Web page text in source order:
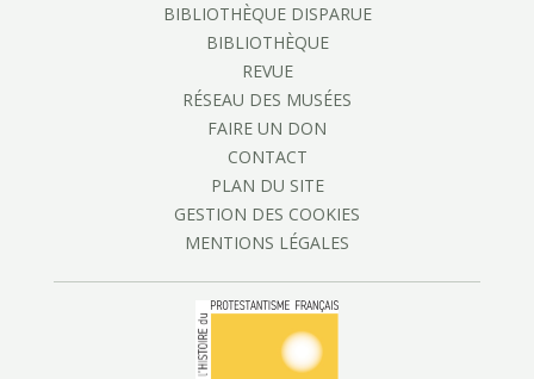
BIBLIOTHÈQUE DISPARUE
BIBLIOTHÈQUE
REVUE
RÉSEAU DES MUSÉES
FAIRE UN DON
CONTACT
PLAN DU SITE
GESTION DES COOKIES
MENTIONS LÉGALES